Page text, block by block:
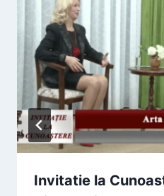
Invitatie la